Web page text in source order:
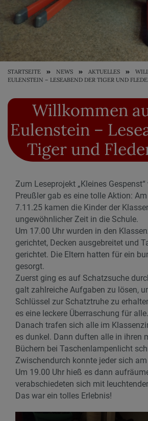
STARTSEITE NEWS AKTUELLES
EULENSTEIN – LESEABEND DER TIGER UND
Willkommen
Eulenstein –
Tiger und
Zum Leseprojekt „Kleines
Preußler gab es eine tolle Aktion:
7.11.25 kamen die Kinder der
ungewöhnlicher Zeit in die Schule.
Um 17.00 Uhr wurden in den
gerichtet, Decken ausgebreitet und
gerichtet. Die Eltern hatten für ein
gesorgt.
Zuerst ging es auf Schatzsuche
galt zahlreiche Aufgaben zu lösen,
Schlüssel zur Schatztruhe zu
es eine leckere Überraschung für alle.
Danach trafen sich alle im
es dunkel. Dann duften alle in ihren
Büchern bei Taschenlampenlicht
Zwischendurch konnte jeder sich
Um 19.00 Uhr hieß es dann
verabschiedeten sich mit
Das war ein tolles Erlebnis!